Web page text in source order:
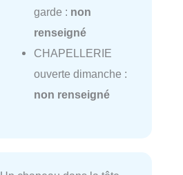
garde : non
renseigné
CHAPELLERIE
ouverte dimanche :
non renseigné